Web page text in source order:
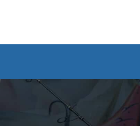
Καλάμια Ψαρέματος
Spinning - Τηλεσκοπικά